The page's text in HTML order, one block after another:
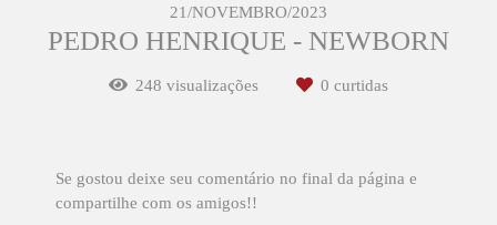
21/NOVEMBRO/2023
PEDRO HENRIQUE - NEWBORN
248 visualizações 0 curtidas
Se gostou deixe seu comentário no final da página e
compartilhe com os amigos!!